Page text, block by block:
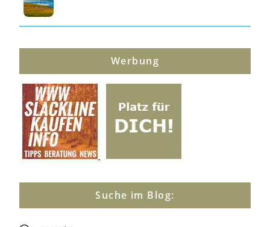
Werbung
Suche im Blog: